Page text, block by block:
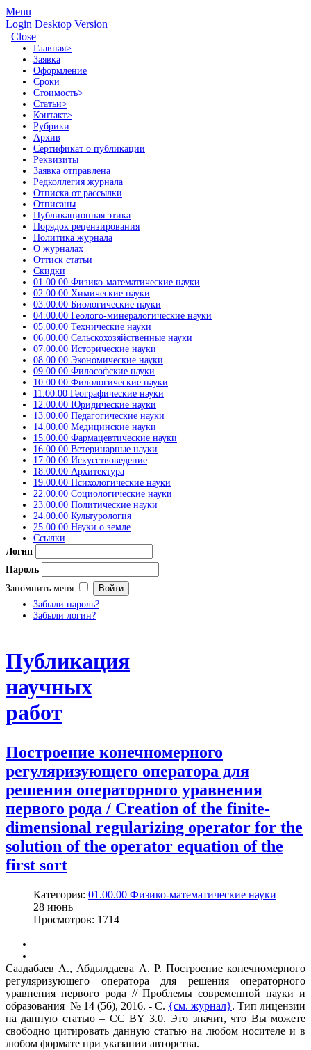
Menu
Login Desktop Version
Close
Главная>
Заявка
Оформление
Сроки
Стоимость>
Статьи>
Контакт>
Рубрики
Архив
Сертификат о публикации
Реквизиты
Заявка отправлена
Редколлегия журнала
Отписка от рассылки
Отписаны
Публикационная этика
Порядок рецензирования
Политика журнала
О журналах
Оттиск статьи
Скидки
01.00.00 Физико-математические науки
02.00.00 Химические науки
03.00.00 Биологические науки
04.00.00 Геолого-минералогические науки
05.00.00 Технические науки
06.00.00 Сельскохозяйственные науки
07.00.00 Исторические науки
08.00.00 Экономические науки
09.00.00 Философские науки
10.00.00 Филологические науки
11.00.00 Географические науки
12.00.00 Юридические науки
13.00.00 Педагогические науки
14.00.00 Медицинские науки
15.00.00 Фармацевтические науки
16.00.00 Ветеринарные науки
17.00.00 Искусствоведение
18.00.00 Архитектура
19.00.00 Психологические науки
22.00.00 Социологические науки
23.00.00 Политические науки
24.00.00 Культурология
25.00.00 Науки о земле
Ссылки
Логин
Пароль
Запомнить меня
Забыли пароль?
Забыли логин?
Публикация
научных
работ
Построение конечномерного
регуляризующего оператора для
решения операторного уравнения
первого рода / Creation of the finite-
dimensional regularizing operator for the
solution of the operator equation of the
first sort
Категория: 01.00.00 Физико-математические науки
28 июнь
Просмотров: 1714
Саадабаев А., Абдылдаева А. Р. Построение конечномерного
регуляризующего оператора для решения операторного
уравнения первого рода // Проблемы современной науки и
образования № 14 (56), 2016. - С. {см. журнал}. Тип лицензии
на данную статью – CC BY 3.0. Это значит, что Вы можете
свободно цитировать данную статью на любом носителе и в
любом формате при указании авторства.